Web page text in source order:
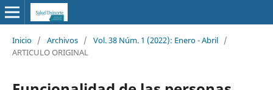
Inicio / Archivos / Vol. 38 Núm. 1 (2022): Enero - Abril /
ARTICULO ORIGINAL